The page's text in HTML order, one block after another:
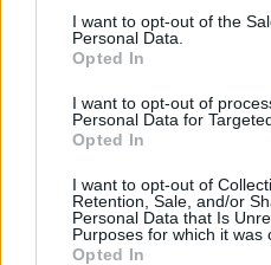
cualquier momento entrando
visitando nuestra política de
I want to opt-out of the
Personal Data.
Opted In
I want to opt-out of
Personal Data for
Opted In
I want to opt-out of
Retention, Sale, and/or
Personal Data that Is
Purposes for which it was
Opted In